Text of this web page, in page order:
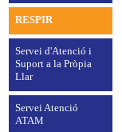
RESPIR
Servei d'Atenció i
Suport a la Pròpia
Llar
Servei Atenció
ATAM